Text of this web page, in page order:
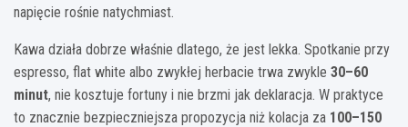
napięcie rośnie natychmiast.
Kawa działa dobrze właśnie dlatego, że jest lekka. Spotkanie przy
espresso, flat white albo zwykłej herbacie trwa zwykle 30–60
minut, nie kosztuje fortuny i nie brzmi jak deklaracja. W praktyce
to znacznie bezpieczniejsza propozycja niż kolacja za 100–150